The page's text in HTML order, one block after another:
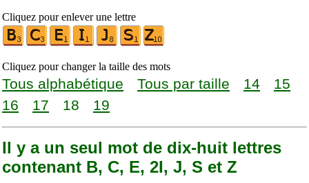
Cliquez pour enlever une lettre
Cliquez pour changer la taille des mots
Tous alphabétique Tous par taille 14
15
16
17 18 19
Il y a un seul mot de dix-huit lettres
contenant B, C, E, 2I, J, S et Z